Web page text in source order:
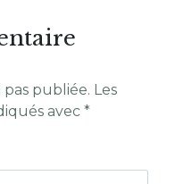
pas publiée. Les
avec *